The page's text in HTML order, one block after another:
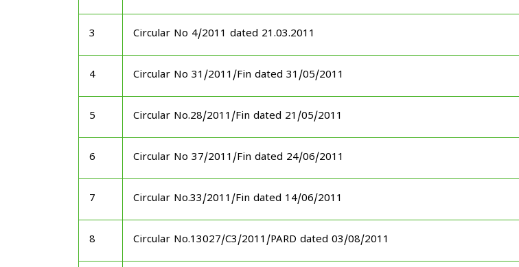
3 Circular No 4/2011 dated 21.03.2011
4 Circular No 31/2011/Fin dated 31/05/2011
5 Circular No.28/2011/Fin dated 21/05/2011
6 Circular No 37/2011/Fin dated 24/06/2011
7 Circular No.33/2011/Fin dated 14/06/2011
8 Circular No.13027/C3/2011/PARD dated 03/08/2011